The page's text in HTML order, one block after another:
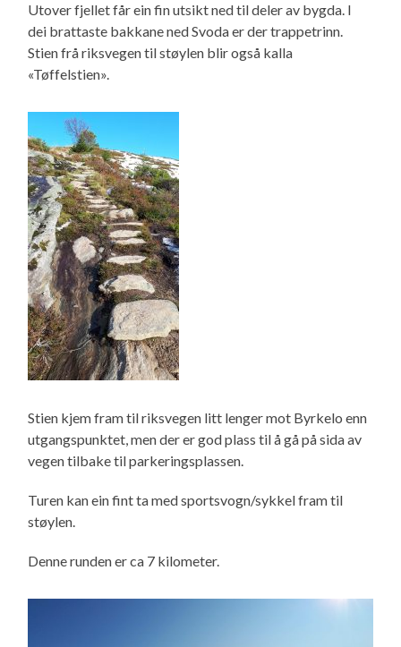
Utover fjellet får ein fin utsikt ned til deler av bygda. I
dei brattaste bakkane ned Svoda er der trappetrinn.
Stien frå riksvegen til støylen blir også kalla
«Tøffelstien».
Stien kjem fram til riksvegen litt lenger mot Byrkelo enn
utgangspunktet, men der er god plass til å gå på sida av
vegen tilbake til parkeringsplassen.
Turen kan ein fint ta med sportsvogn/sykkel fram til
støylen.
Denne runden er ca 7 kilometer.